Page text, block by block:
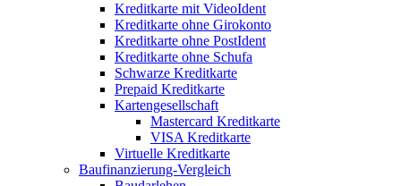
Kreditkarte mit VideoIdent
Kreditkarte ohne Girokonto
Kreditkarte ohne PostIdent
Kreditkarte ohne Schufa
Schwarze Kreditkarte
Prepaid Kreditkarte
Kartengesellschaft
Mastercard Kreditkarte
VISA Kreditkarte
Virtuelle Kreditkarte
Baufinanzierung-Vergleich